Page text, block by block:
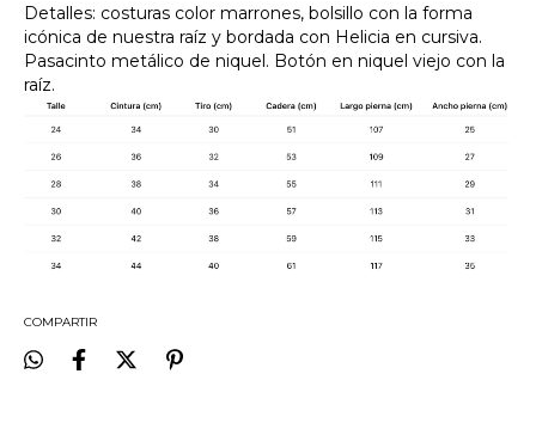
Detalles: costuras color marrones, bolsillo con la forma
icónica de nuestra raíz y bordada con Helicia en cursiva.
Pasacinto metálico de niquel. Botón en niquel viejo con la
raíz.
COMPARTIR